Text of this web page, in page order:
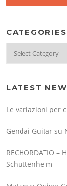
CATEGORIES
LATEST
Le variazioni per
Gendai Guitar su
RECHORDATIO
Schuttenhelm